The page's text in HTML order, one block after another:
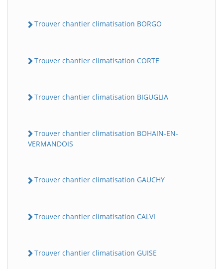
Trouver chantier climatisation BORGO
Trouver chantier climatisation CORTE
Trouver chantier climatisation BIGUGLIA
Trouver chantier climatisation BOHAIN-EN-
VERMANDOIS
Trouver chantier climatisation GAUCHY
Trouver chantier climatisation CALVI
Trouver chantier climatisation GUISE